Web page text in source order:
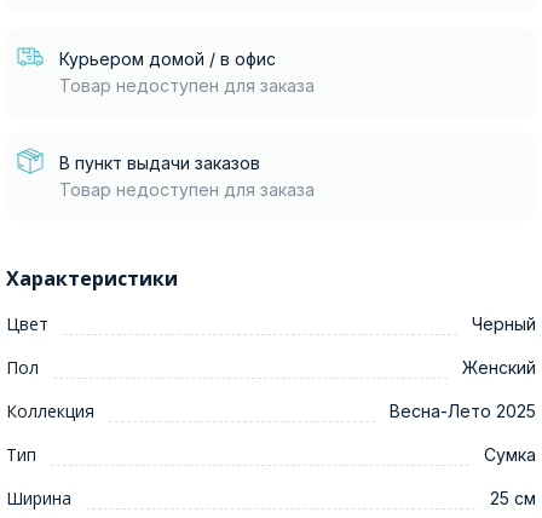
Курьером домой / в офис
Товар недоступен для заказа
В пункт выдачи заказов
Товар недоступен для заказа
Характеристики
Цвет Черный
Пол Женский
Коллекция Весна-Лето 2025
Тип Сумка
Ширина 25 см